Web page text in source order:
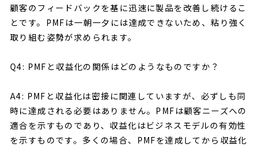
顧客のフィードバックを基に迅速に製品を改善し続けるこ
とです。PMFは一朝一夕には達成できないため、粘り強く
取り組む姿勢が求められます。
Q4: PMFと収益化の関係はどのようなものですか？
A4: PMFと収益化は密接に関連していますが、必ずしも同
時に達成される必要はありません。PMFは顧客ニーズへの
適合を示すものであり、収益化はビジネスモデルの有効性
を示すものです。多くの場合、PMFを達成してから収益化